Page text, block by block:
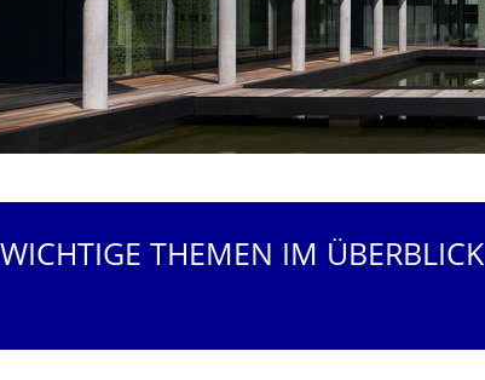
WICHTIGE THEMEN IM ÜBERBLICK